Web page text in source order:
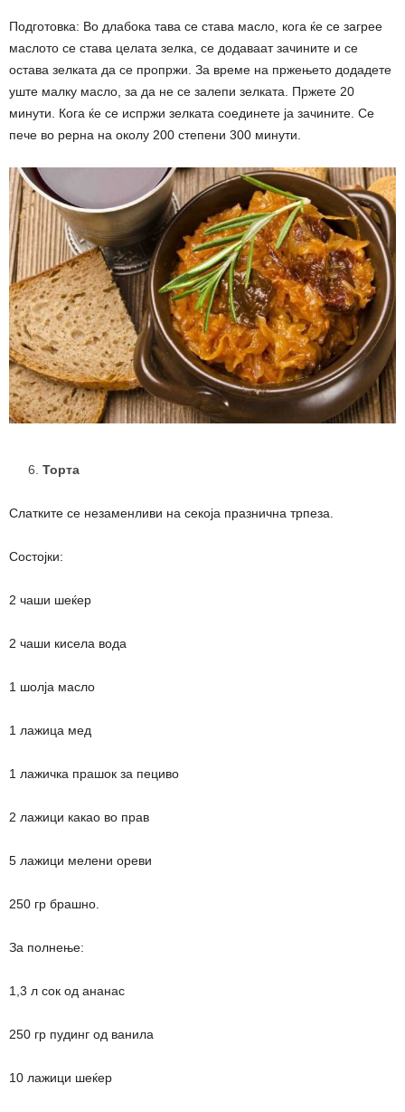
Подготовка: Во длабока тава се става масло, кога ќе се загрее
маслото се става целата зелка, се додаваат зачините и се
остава зелката да се пропржи. За време на пржењето додадете
уште малку масло, за да не се залепи зелката. Пржете 20
минути. Кога ќе се испржи зелката соединете ја зачините. Се
пече во рерна на околу 200 степени 300 минути.
Торта
Слатките се незаменливи на секоја празнична трпеза.
Состојки:
2 чаши шеќер
2 чаши кисела вода
1 шолја масло
1 лажица мед
1 лажичка прашок за пециво
2 лажици какао во прав
5 лажици мелени ореви
250 гр брашно.
За полнење:
1,3 л сок од ананас
250 гр пудинг од ванила
10 лажици шеќер